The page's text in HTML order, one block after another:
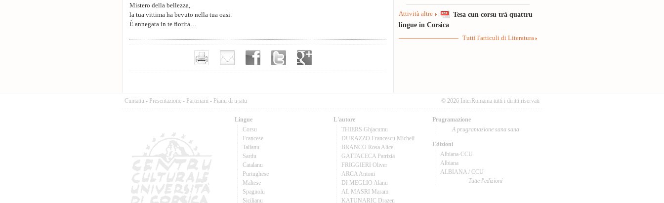
Mistero della bellezza,
la tua vittima ha bevuto nella tua oasi.
È annegata in te fiorita…
Attività altre
Tesa cun corsu trà quattru
lingue in Corsica
Tutti l'articuli di Literatura
Cuntattu - Presentazione - Partenarii - Pianu di u situ © 2026 InterRomania tutti i diritti riservati
Lingue
Corsu
Francese
Talianu
Sardu
Catalanu
Purtughese
Maltese
Spagnolu
Sicilianu
L'autore
THIERS Ghjacumu
DURAZZO Francescu Micheli
BRANCO Rosa Alice
GATTACECA Patrizia
FRIGGIERI Oliver
ARCA Antoni
DI MEGLIO Alanu
AL MASRI Maram
KATUNARIC Drazen
Prugramazione
A prugramazione sana sana
Edizioni
Albiana-CCU
Albiana
ALBIANA / CCU
Tutte l'edizioni